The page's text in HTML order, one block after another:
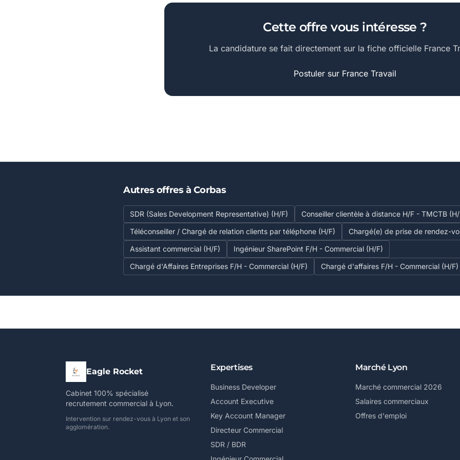
Cette offre vous intéresse ?
La candidature se fait directement sur la fiche officielle France
Postuler sur France Travail
Autres offres à Corbas
SDR (Sales Development Representative) (H/F)
Conseiller clientèle à distance H/F - TMCTB
Téléconseiller / Chargé de relation clients par téléphone (H/F)
Chargé(e) de prise de rendez-
Assistant commercial (H/F)
Ingénieur SharePoint F/H - Commercial (H/F)
Chargé d'Affaires Entreprises F/H - Commercial (H/F)
Chargé d'affaires F/H - Commercial (H/F)
Eagle Rocket
Cabinet 100% spécialisé
recrutement commercial à Lyon.
Intervention sur rendez-vous à Lyon et son
agglomération.
Expertises
Business Developer
Account Executive
Key Account Manager
Directeur Commercial
SDR / BDR
Marché Lyon
Marché commercial 2026
Salaires commerciaux
Offres d'emploi